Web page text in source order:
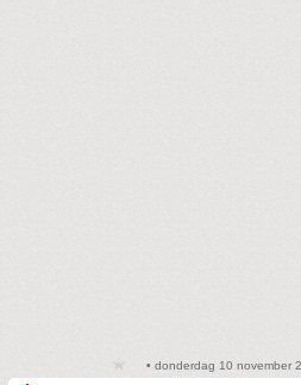
• donderdag 10 november